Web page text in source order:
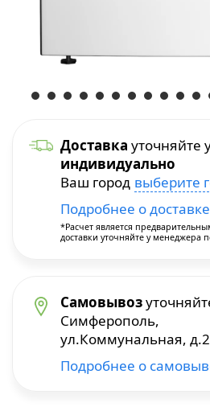
Доставка
индивидуально
Ваш город выберите
Подробнее о доставке
*Расчет является
доставки уточняйте у менеджера
Самовывоз
Симферополь,
ул.Коммунальная,
Подробнее о
Столовые приборы
Термосы
Пилы и плиткорезы
Прочие инструменты
Сварочное оборудование